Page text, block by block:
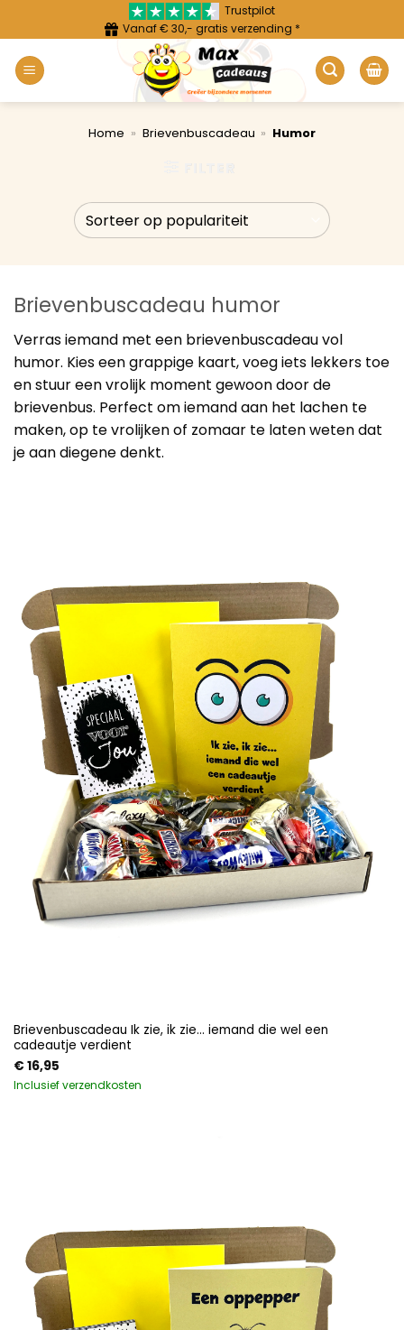
inhoud
Trustpilot
Vanaf € 30,- gratis verzending *
Home » Brievenbuscadeau » Humor
Brievenbuscadeau humor
Verras iemand met een brievenbuscadeau vol
humor. Kies een grappige kaart, voeg iets lekkers toe
en stuur een vrolijk moment gewoon door de
brievenbus. Perfect om iemand aan het lachen te
maken, op te vrolijken of zomaar te laten weten dat
je aan diegene denkt.
Brievenbuscadeau Ik zie, ik zie… iemand die wel een
cadeautje verdient
€16,95
Inclusief verzendkosten